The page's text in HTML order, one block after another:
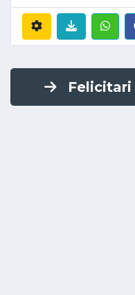
Felicitari